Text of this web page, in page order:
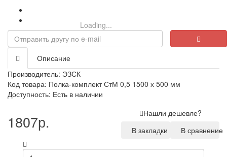
Loading...
Описание
Производитель: ЭЗСК
Код товара: Полка-комплект СтМ 0,5 1500 х 500 мм
Доступность: Есть в наличии
1807р.
Нашли дешевле?
В закладки
В сравнение